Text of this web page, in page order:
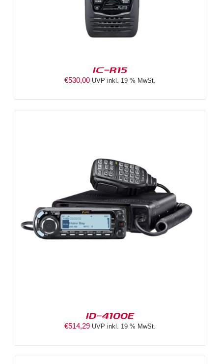
IC-R15
€530,00 UVP inkl. 19 % MwSt.
ID-4100E
€514,29 UVP inkl. 19 % MwSt.